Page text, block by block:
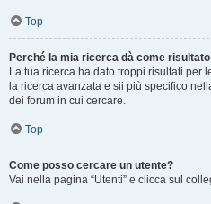
Top
Perché la mia ricerca dà come
La tua ricerca ha dato troppi risultati per
la ricerca avanzata e sii più specifico
dei forum in cui cercare.
Top
Come posso cercare un utente?
Vai nella pagina “Utenti” e clicca sul